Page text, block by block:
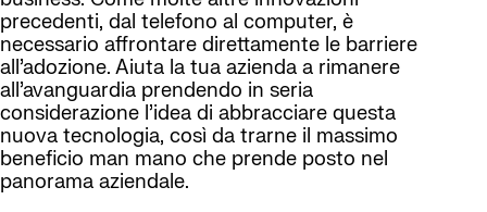
precedenti, dal telefono al computer, è
necessario affrontare direttamente le barriere
all’adozione. Aiuta la tua azienda a rimanere
all’avanguardia prendendo in seria
considerazione l’idea di abbracciare questa
nuova tecnologia, così da trarne il massimo
beneficio man mano che prende posto nel
panorama aziendale.